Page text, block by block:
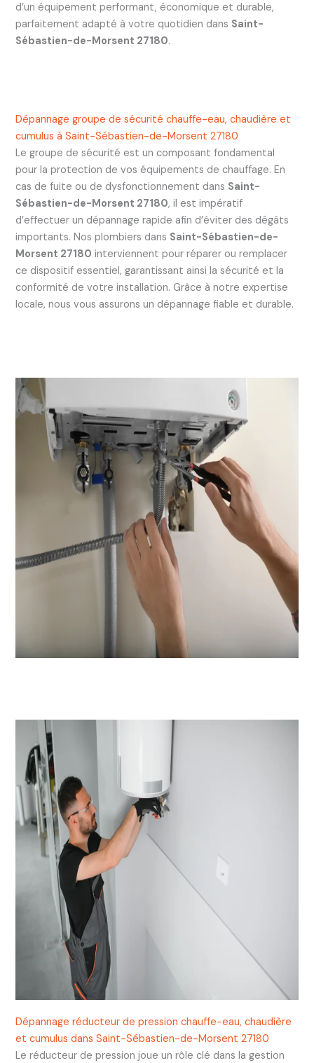
d’un équipement performant, économique et durable,
parfaitement adapté à votre quotidien dans Saint-
Sébastien-de-Morsent 27180.
Dépannage groupe de sécurité chauffe-eau, chaudière et
cumulus à Saint-Sébastien-de-Morsent 27180
Le groupe de sécurité est un composant fondamental
pour la protection de vos équipements de chauffage. En
cas de fuite ou de dysfonctionnement dans Saint-
Sébastien-de-Morsent 27180, il est impératif
d’effectuer un dépannage rapide afin d’éviter des dégâts
importants. Nos plombiers dans Saint-Sébastien-de-
Morsent 27180 interviennent pour réparer ou remplacer
ce dispositif essentiel, garantissant ainsi la sécurité et la
conformité de votre installation. Grâce à notre expertise
locale, nous vous assurons un dépannage fiable et durable.
Dépannage réducteur de pression chauffe-eau, chaudière
et cumulus dans Saint-Sébastien-de-Morsent 27180
Le réducteur de pression joue un rôle clé dans la gestion